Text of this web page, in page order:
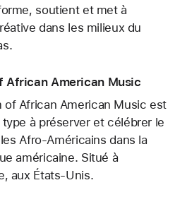
soutient et met à
dans les milieux du
African American Music
of African American Music est
à préserver et célébrer le
Afro-Américains dans la
américaine. Situé à
aux États-Unis.